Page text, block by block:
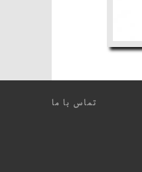
تماس با ما